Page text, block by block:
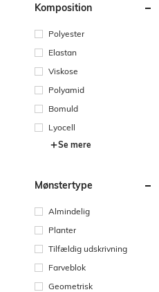
Komposition
Polyester
Elastan
Viskose
Polyamid
Bomuld
Lyocell
Se mere
Mønstertype
Almindelig
Planter
Tilfældig udskrivning
Farveblok
Geometrisk